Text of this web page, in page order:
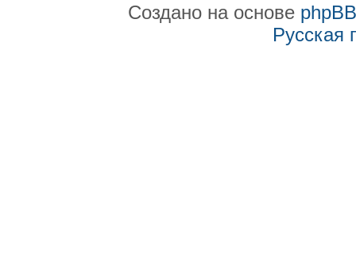
Создано на основе phpBB
Русская